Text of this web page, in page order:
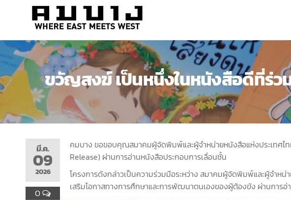
พิมพ์
คมบาง
meets
west
ขวัญสงฆ์ เป็นหนึ่งในหนังสือดีที่ร่ว
มี.ค.
09
2026
0
คมบาง ขอขอบคุณสมาคมผู้จัดพิมพ์และผู้จำหน่ายหนังสือแห่งประเทศไ
Release) ผ่านการอ่านหนังสือประกอบการเลื่อนชั้น
โครงการดังกล่าวเป็นความร่วมมือระหว่าง สมาคมผู้จัดพิมพ์และผู้จำห
เสริมโอกาสทางการศึกษาและการพัฒนาตนเองของผู้ต้องขัง ผ่านการ